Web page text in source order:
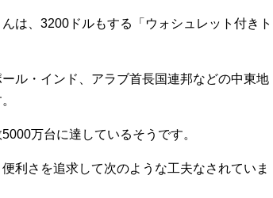
は、3200ドルもする「ウォシュレット付きト
ル・インド、アラブ首長国連邦などの中東地
万台に達しているそうです。
利さを追求して次のような工夫なされていま